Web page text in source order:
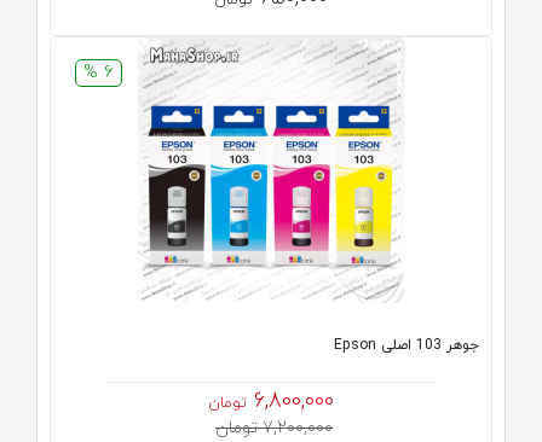
6 %
جوهر 103 اصلی Epson
6,800,000 تومان
7,200,000 تومان